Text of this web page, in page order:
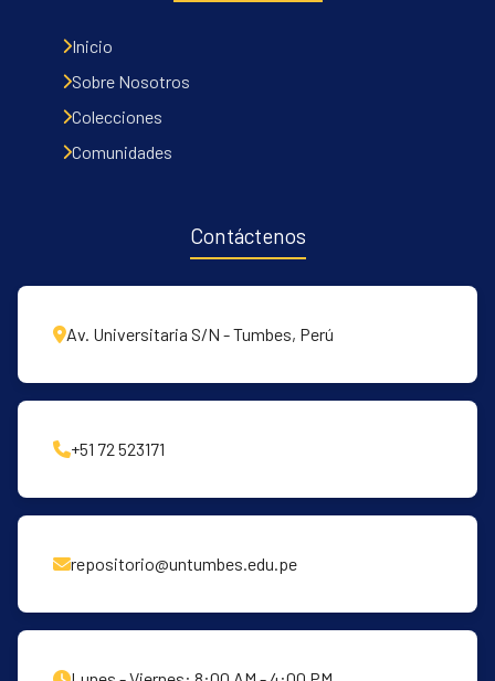
Inicio
Sobre Nosotros
Colecciones
Comunidades
Contáctenos
Av. Universitaria S/N - Tumbes, Perú
+51 72 523171
repositorio@untumbes.edu.pe